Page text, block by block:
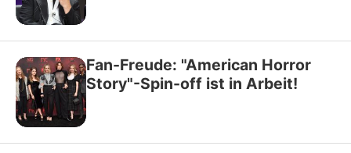
Fan-Freude: "American Horror
Story"-Spin-off ist in Arbeit!